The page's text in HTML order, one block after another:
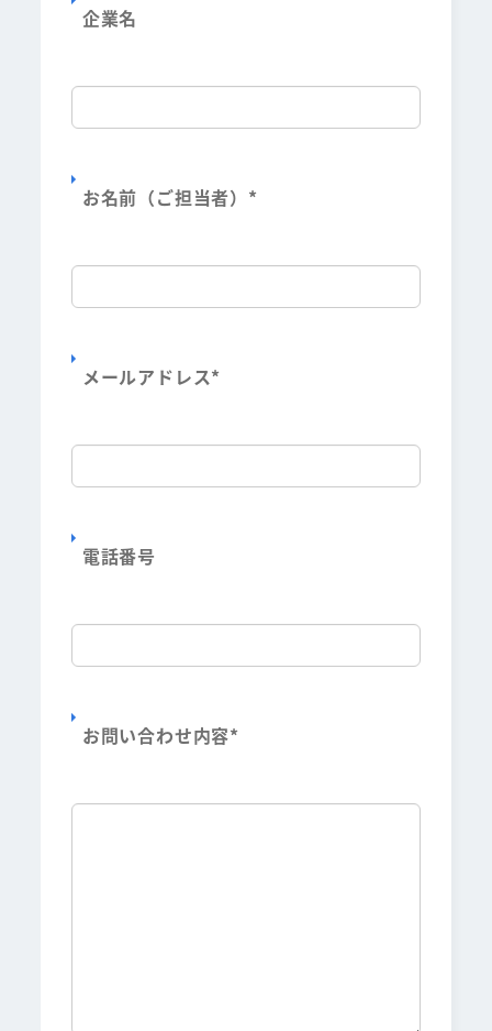
企業名
お名前（ご担当者） *
メールアドレス*
電話番号
お問い合わせ内容*